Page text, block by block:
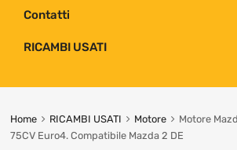
Contatti
RICAMBI USATI
Home RICAMBI USATI Motore
Motore
75CV Euro4. Compatibile Mazda 2 DE